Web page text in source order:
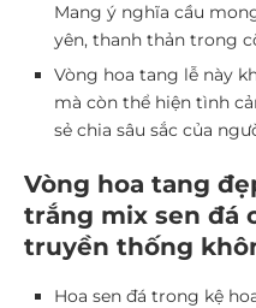
Mang ý nghĩa cầu
yên, thanh thản trong
Vòng hoa tang lễ này
mà còn thể hiện tình
sẻ chia sâu sắc của
Vòng hoa tang
trắng mix sen đá
truyền thống
Hoa sen đá trong kệ